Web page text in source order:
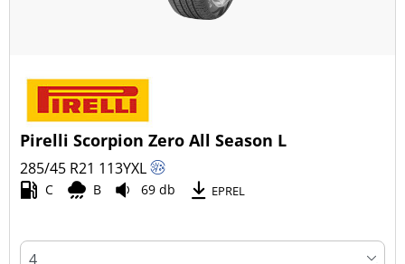
Pirelli Scorpion Zero All Season L
285/45 R21 113YXL
C B 69 db EPREL